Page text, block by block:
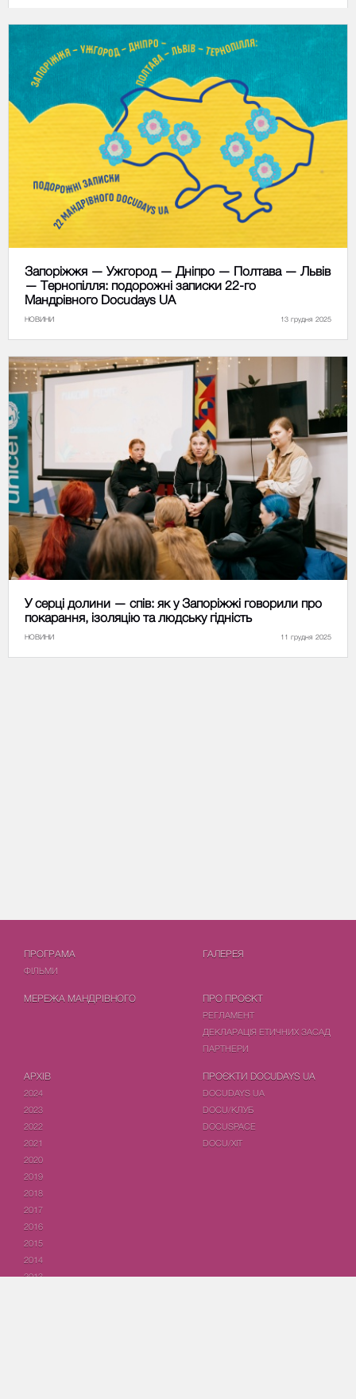
Запоріжжя — Ужгород — Дніпро — Полтава — Львів
— Тернопілля: подорожні записки 22-го
Мандрівного Docudays UA
НОВИНИ 13 грудня 2025
У серці долини — спів: як у Запоріжжі говорили про
покарання, ізоляцію та людську гідність
НОВИНИ 11 грудня 2025
ПРОГРАМА
ФIЛЬМИ
ГАЛЕРЕЯ
МЕРЕЖА МАНДРІВНОГО ПРО ПРОЄКТ
РЕГЛАМЕНТ
ДЕКЛАРАЦІЯ ЕТИЧНИХ ЗАСАД
ПАРТНЕРИ
АРХІВ
2024
2023
2022
2021
2020
2019
2018
2017
2016
2015
2014
2013
ПРОЄКТИ DOCUDAYS UA
DOCUDAYS UA
DOCU/КЛУБ
DOCUSPACE
DOCU/ХІТ